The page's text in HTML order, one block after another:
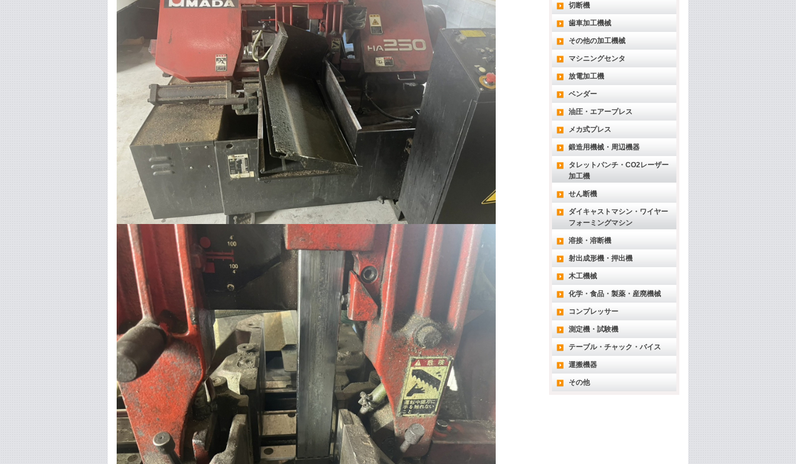
切断機
歯車加工機械
その他の加工機械
マシニングセンタ
放電加工機
ベンダー
油圧・エアープレス
メカ式プレス
鍛造用機械・周辺機器
タレットパンチ・CO2レーザー
加工機
せん断機
ダイキャストマシン・ワイヤー
フォーミングマシン
溶接・溶断機
射出成形機・押出機
木工機械
化学・食品・製薬・産廃機械
コンプレッサー
測定機・試験機
テーブル・チャック・バイス
運搬機器
その他